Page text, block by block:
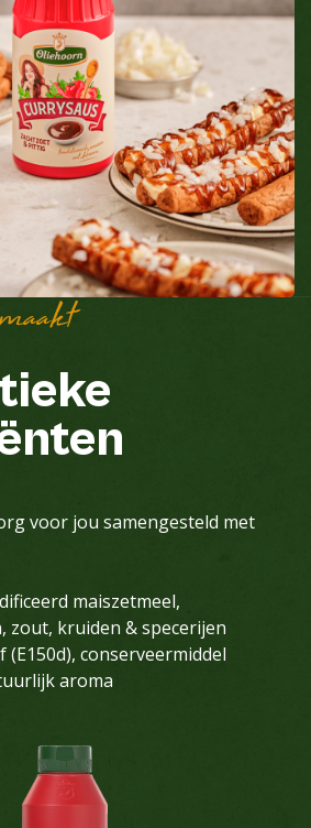
voor jou samengesteld met
maiszetmeel,
zout, kruiden & specerijen
(E150d), conserveermiddel
aroma